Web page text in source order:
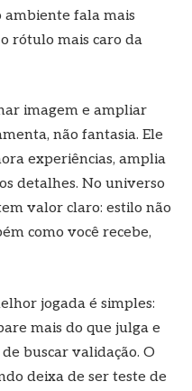
fala mais
rótulo mais caro da
imagem e ampliar
não fantasia. Ele
experiências, amplia
detalhes. No universo
valor claro: estilo não
como você recebe,
jogada é simples:
mais do que julga e
buscar validação. O
deixa de ser teste de